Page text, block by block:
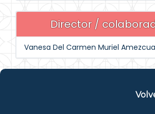
Director /
Vanesa Del Carmen Muriel Amezcua